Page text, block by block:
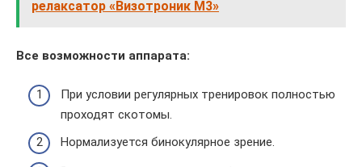
релаксатор «Визотроник М3»
Все возможности аппарата:
При условии регулярных тренировок полностью
проходят скотомы.
Нормализуется бинокулярное зрение.